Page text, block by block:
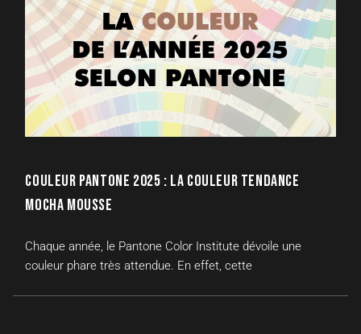
COULEUR PANTONE 2025 : LA COULEUR TENDANCE
MOCHA MOUSSE
Chaque année, le Pantone Color Institute dévoile une
couleur phare très attendue. En effet, cette